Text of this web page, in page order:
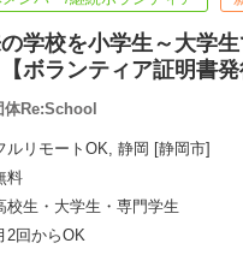
学校を小学生～大学
ボランティア証明書発
体Re:School
ルリモートOK, 静岡 [静岡市]
料
校生・大学生・専門学生
2回からOK